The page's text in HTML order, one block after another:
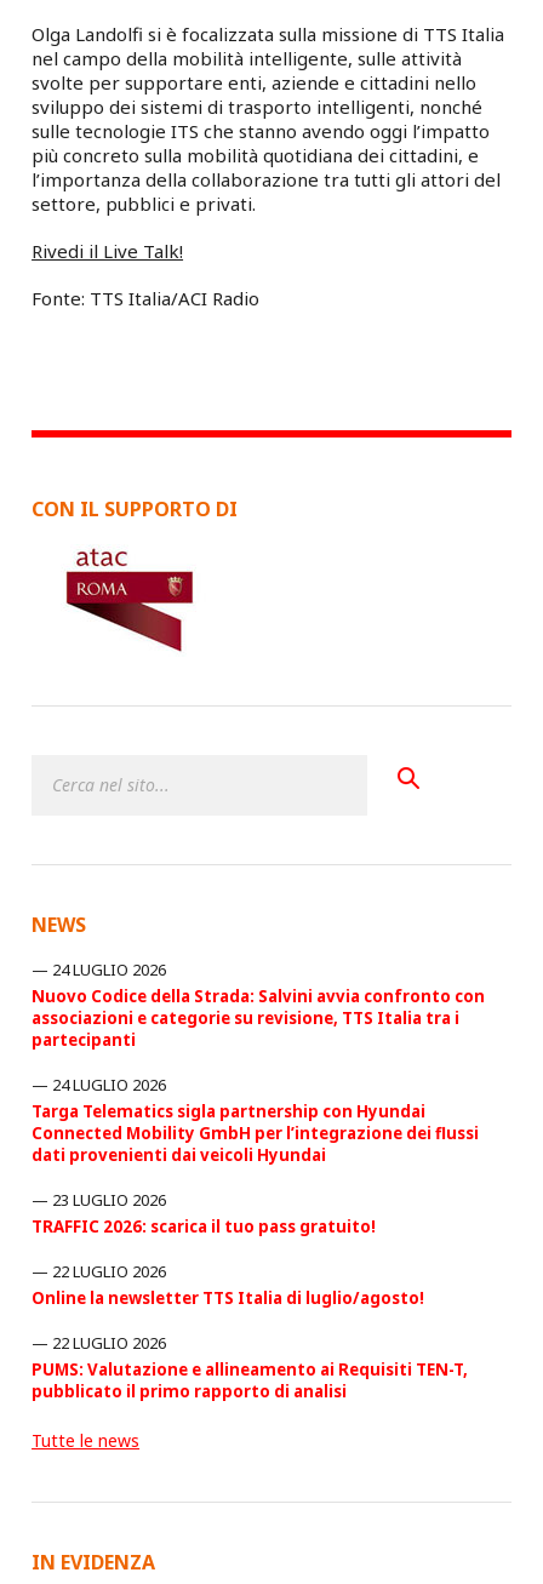
Olga Landolfi si è focalizzata sulla missione di TTS Italia
nel campo della mobilità intelligente, sulle attività
svolte per supportare enti, aziende e cittadini nello
sviluppo dei sistemi di trasporto intelligenti, nonché
sulle tecnologie ITS che stanno avendo oggi l’impatto
più concreto sulla mobilità quotidiana dei cittadini, e
l’importanza della collaborazione tra tutti gli attori del
settore, pubblici e privati.
Rivedi il Live Talk!
Fonte: TTS Italia/ACI Radio
CON IL SUPPORTO DI
NEWS
24 LUGLIO 2026
Nuovo Codice della Strada: Salvini avvia confronto con
associazioni e categorie su revisione, TTS Italia tra i
partecipanti
24 LUGLIO 2026
Targa Telematics sigla partnership con Hyundai
Connected Mobility GmbH per l’integrazione dei flussi
dati provenienti dai veicoli Hyundai
23 LUGLIO 2026
TRAFFIC 2026: scarica il tuo pass gratuito!
22 LUGLIO 2026
Online la newsletter TTS Italia di luglio/agosto!
22 LUGLIO 2026
PUMS: Valutazione e allineamento ai Requisiti TEN-T,
pubblicato il primo rapporto di analisi
Tutte le news
IN EVIDENZA